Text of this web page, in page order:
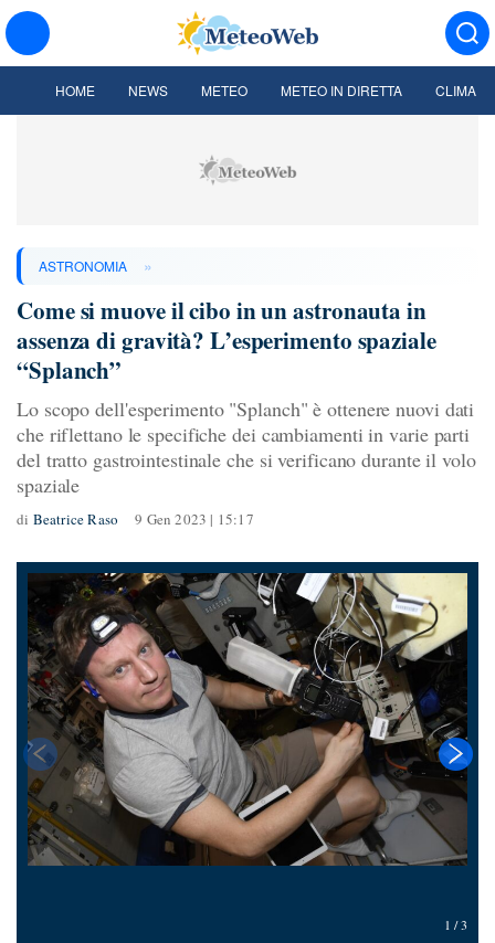
HOME NEWS METEO METEO IN DIRETTA CLIMA
ASTRONOMIA »
Come si muove il cibo in un astronauta in
assenza di gravità? L’esperimento spaziale
“Splanch”
Lo scopo dell'esperimento "Splanch" è ottenere nuovi dati
che riflettano le specifiche dei cambiamenti in varie parti
del tratto gastrointestinale che si verificano durante il volo
spaziale
di Beatrice Raso 9 Gen 2023 | 15:17
1 /3